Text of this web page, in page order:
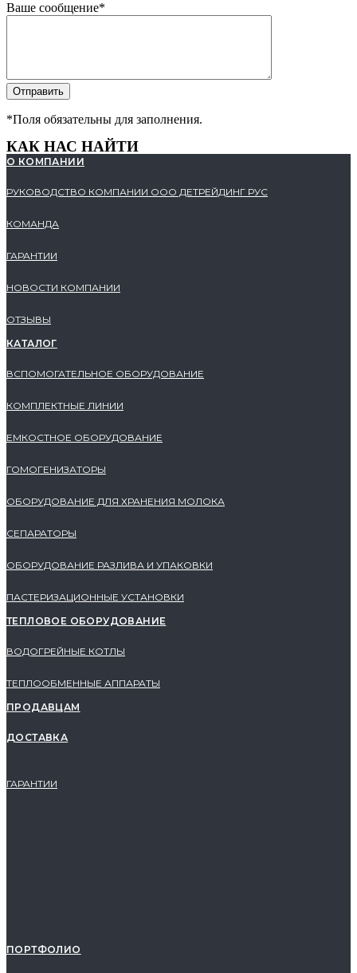
Ваше сообщение*
*Поля обязательны для заполнения.
КАК НАС НАЙТИ
О КОМПАНИИ
РУКОВОДСТВО КОМПАНИИ ООО ДЕТРЕЙДИНГ РУС
КОМАНДА
ГАРАНТИИ
НОВОСТИ КОМПАНИИ
ОТЗЫВЫ
КАТАЛОГ
ВСПОМОГАТЕЛЬНОЕ ОБОРУДОВАНИЕ
КОМПЛЕКТНЫЕ ЛИНИИ
ЕМКОСТНОЕ ОБОРУДОВАНИЕ
ГОМОГЕНИЗАТОРЫ
ОБОРУДОВАНИЕ ДЛЯ ХРАНЕНИЯ МОЛОКА
СЕПАРАТОРЫ
ОБОРУДОВАНИЕ РАЗЛИВА И УПАКОВКИ
ПАСТЕРИЗАЦИОННЫЕ УСТАНОВКИ
ТЕПЛОВОЕ ОБОРУДОВАНИЕ
ВОДОГРЕЙНЫЕ КОТЛЫ
ТЕПЛООБМЕННЫЕ АППАРАТЫ
ПРОДАВЦАМ
ДОСТАВКА
ГАРАНТИИ
ПОРТФОЛИО